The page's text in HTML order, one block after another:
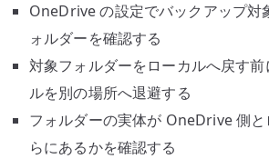
OneDrive の設定でバックアップ対
ォルダーを確認する
対象フォルダーをローカルへ戻す
ルを別の場所へ退避する
フォルダーの実体が OneDrive 側
らにあるかを確認する